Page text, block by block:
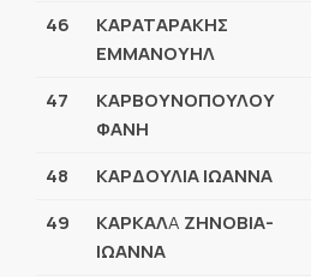
46
ΚΑΡΑΤΑΡΑΚΗΣ
ΕΜΜΑΝΟΥΗΛ
47
ΚΑΡΒΟΥΝΟΠΟΥΛΟΥ
ΦΑΝΗ
48 ΚΑΡΔΟΥΛΙΑ ΙΩΑΝΝΑ
49
ΚΑΡΚΑΛΑ ΖΗΝΟΒΙΑ-
ΙΩΑΝΝΑ